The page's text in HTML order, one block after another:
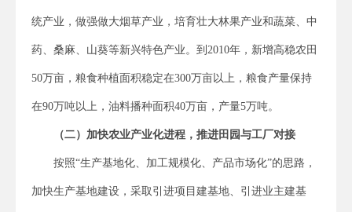
统产业，做强做大烟草产业，培育壮大林果产业和蔬菜、中
药、桑麻、山葵等新兴特色产业。到2010年，新增高稳农田
50万亩，粮食种植面积稳定在300万亩以上，粮食产量保持
在90万吨以上，油料播种面积40万亩，产量5万吨。
（二） 加快农业产业化进程，推进田园与工厂对接
按照“生产基地化、加工规模化、产品市场化”的思路，
加快生产基地建设，采取引进项目建基地、引进业主建基